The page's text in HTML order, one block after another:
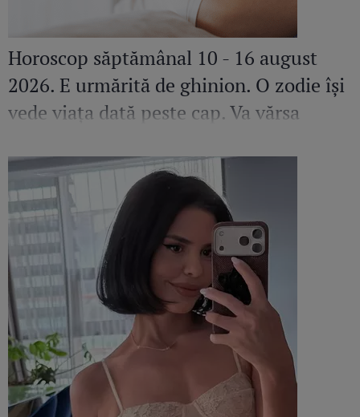
Horoscop săptămânal 10 - 16 august
2026. E urmărită de ghinion. O zodie își
vede viața dată peste cap. Va vărsa
fericirea pe primul loc